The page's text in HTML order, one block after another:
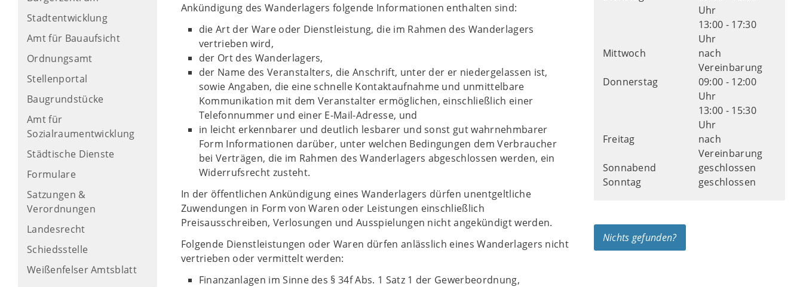
Stadtentwicklung
Amt für Bauaufsicht
Ordnungsamt
Stellenportal
Baugrundstücke
Amt für
Sozialraumentwicklung
Städtische Dienste
Formulare
Satzungen &
Verordnungen
Landesrecht
Schiedsstelle
Weißenfelser Amtsblatt
Ankündigung des Wanderlagers folgende Informationen enthalten sind:
die Art der Ware oder Dienstleistung, die im Rahmen des Wanderlagers
vertrieben wird,
der Ort des Wanderlagers,
der Name des Veranstalters, die Anschrift, unter der er niedergelassen ist,
sowie Angaben, die eine schnelle Kontaktaufnahme und unmittelbare
Kommunikation mit dem Veranstalter ermöglichen, einschließlich einer
Telefonnummer und einer E-Mail-Adresse, und
in leicht erkennbarer und deutlich lesbarer und sonst gut wahrnehmbarer
Form Informationen darüber, unter welchen Bedingungen dem Verbraucher
bei Verträgen, die im Rahmen des Wanderlagers abgeschlossen werden, ein
Widerrufsrecht zusteht.
In der öffentlichen Ankündigung eines Wanderlagers dürfen unentgeltliche
Zuwendungen in Form von Waren oder Leistungen einschließlich
Preisausschreiben, Verlosungen und Ausspielungen nicht angekündigt werden.
Folgende Dienstleistungen oder Waren dürfen anlässlich eines Wanderlagers nicht
vertrieben oder vermittelt werden:
Finanzanlagen im Sinne des § 34f Abs. 1 Satz 1 der Gewerbeordnung,
Uhr
13:00 - 17:30
Uhr
Mittwoch
nach
Vereinbarung
Donnerstag
09:00 - 12:00
Uhr
13:00 - 15:30
Uhr
Freitag
nach
Vereinbarung
Sonnabend
geschlossen
Sonntag
geschlossen
Nichts gefunden?